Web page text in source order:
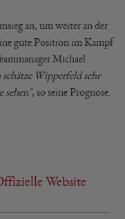
an, um weiter an der
gute Position im Kampf
Michael
schätze Wipperfeld sehr
sehen", so seine Prognose.
Website